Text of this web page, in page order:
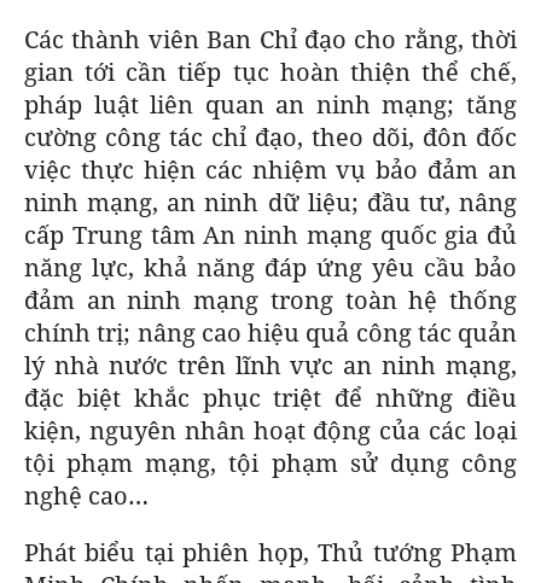
Các thành viên Ban Chỉ đạo cho rằng, thời
gian tới cần tiếp tục hoàn thiện thể chế,
pháp luật liên quan an ninh mạng; tăng
cường công tác chỉ đạo, theo dõi, đôn đốc
việc thực hiện các nhiệm vụ bảo đảm an
ninh mạng, an ninh dữ liệu; đầu tư, nâng
cấp Trung tâm An ninh mạng quốc gia đủ
năng lực, khả năng đáp ứng yêu cầu bảo
đảm an ninh mạng trong toàn hệ thống
chính trị; nâng cao hiệu quả công tác quản
lý nhà nước trên lĩnh vực an ninh mạng,
đặc biệt khắc phục triệt để những điều
kiện, nguyên nhân hoạt động của các loại
tội phạm mạng, tội phạm sử dụng công
nghệ cao…
Phát biểu tại phiên họp, Thủ tướng Phạm